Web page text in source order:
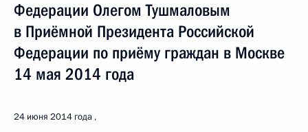
Федерации Олегом Тушмаловым
в Приёмной Президента Российской
Федерации по приёму граждан в Москве
14 мая 2014 года
24 июня 2014 года